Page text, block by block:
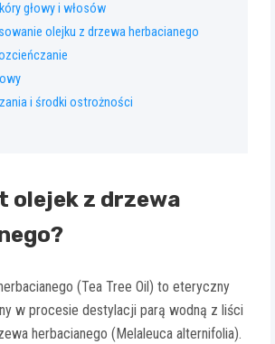
głowy i włosów
olejku z drzewa herbacianego
i środki ostrożności
olejek z drzewa
(Tea Tree Oil) to eteryczny
w procesie destylacji parą wodną z liści
herbacianego (Melaleuca alternifolia).